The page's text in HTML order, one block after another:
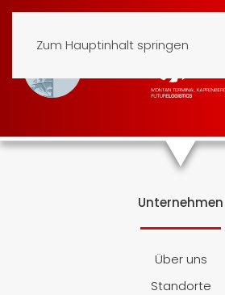
Zum Hauptinhalt springen
Unternehmen
Über uns
Standorte